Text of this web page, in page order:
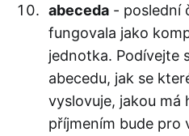
abeceda- poslední
fungovala jako
jednotka. Podívejte
abecedu, jak se
vyslovuje, jakou má
příjmením bude pro